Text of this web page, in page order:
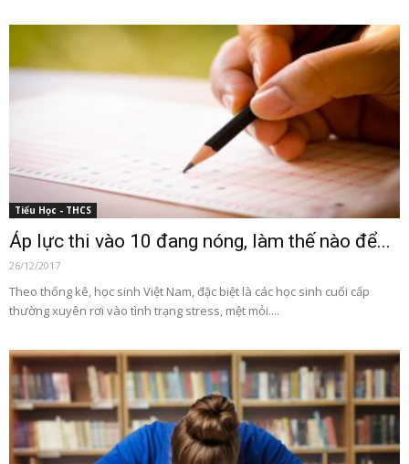
Tiểu Học - THCS
Áp lực thi vào 10 đang nóng, làm thế nào để...
26/12/2017
Theo thống kê, học sinh Việt Nam, đặc biệt là các học sinh cuối cấp
thường xuyên rơi vào tình trạng stress, mệt mỏi....